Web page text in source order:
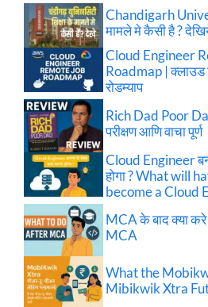
Chandigarh
मामले मे कैसी है ?
Cloud Engineer
Roadmap | क्लाउड
रोडम्याप
Rich Dad Poor
परीक्षण आणि वाचा पूर्ण
Cloud Engineer
होगा ? What will
become a Cloud
MCA के बाद क्या
MCA
What the
Mibikwik Xtra